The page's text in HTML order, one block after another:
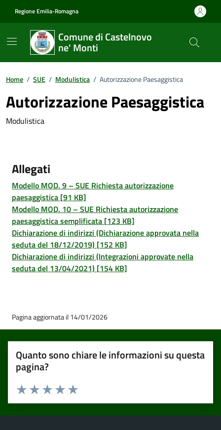
Regione Emilia-Romagna
Comune di Castelnovo
ne' Monti
Home / SUE / Modulistica / Autorizzazione Paesaggistica
Autorizzazione Paesaggistica
Modulistica
Allegati
Modello MOD. 9 – SUE Richiesta autorizzazione
paesaggistica [91 KB]
Modello MOD. 10 – SUE Richiesta autorizzazione
paesaggistica semplificata [123 KB]
Dichiarazione di indirizzi (Dichiarazione approvata nella
seduta del 18/12/2019) [152 KB]
Dichiarazione di indirizzi (Integrazioni approvate nella
seduta del 13/04/2021) [154 KB]
Pagina aggiornata il 14/01/2026
Quanto sono chiare le informazioni su questa
pagina?
Valuta 5 stelle su 5
Valuta 4 stelle su 5
Valuta 3 stelle su 5
Valuta 2 stelle su 5
Valuta 1 stelle su 5